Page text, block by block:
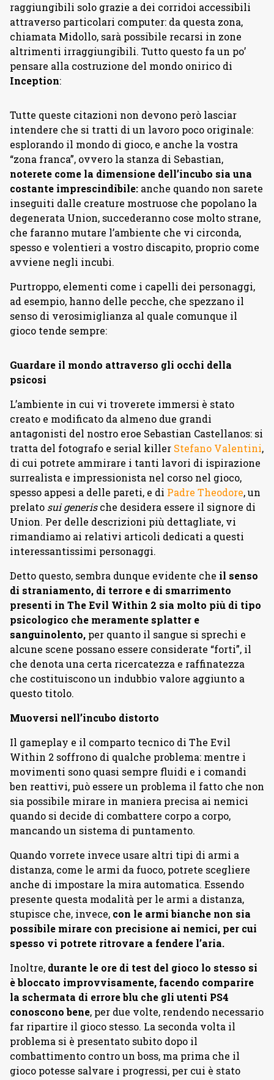
raggiungibili solo grazie a dei corridoi accessibili
attraverso particolari computer: da questa zona,
chiamata Midollo, sarà possibile recarsi in zone
altrimenti irraggiungibili. Tutto questo fa un po’
pensare alla costruzione del mondo onirico di
Inception:
Tutte queste citazioni non devono però lasciar
intendere che si tratti di un lavoro poco originale:
esplorando il mondo di gioco, e anche la vostra
“zona franca”, ovvero la stanza di Sebastian,
noterete come la dimensione dell’incubo sia una
costante imprescindibile: anche quando non sarete
inseguiti dalle creature mostruose che popolano la
degenerata Union, succederanno cose molto strane,
che faranno mutare l’ambiente che vi circonda,
spesso e volentieri a vostro discapito, proprio come
avviene negli incubi.
Purtroppo, elementi come i capelli dei personaggi,
ad esempio, hanno delle pecche, che spezzano il
senso di verosimiglianza al quale comunque il
gioco tende sempre:
Guardare il mondo attraverso gli occhi della
psicosi
L’ambiente in cui vi troverete immersi è stato
creato e modificato da almeno due grandi
antagonisti del nostro eroe Sebastian Castellanos: si
tratta del fotografo e serial killer Stefano Valentini,
di cui potrete ammirare i tanti lavori di ispirazione
surrealista e impressionista nel corso nel gioco,
spesso appesi a delle pareti, e di Padre Theodore, un
prelato sui generische desidera essere il signore di
Union. Per delle descrizioni più dettagliate, vi
rimandiamo ai relativi articoli dedicati a questi
interessantissimi personaggi.
Detto questo, sembra dunque evidente che il senso
di straniamento, di terrore e di smarrimento
presenti in The Evil Within 2 sia molto più di tipo
psicologico che meramente splatter e
sanguinolento, per quanto il sangue si sprechi e
alcune scene possano essere considerate “forti”, il
che denota una certa ricercatezza e raffinatezza
che costituiscono un indubbio valore aggiunto a
questo titolo.
Muoversi nell’incubo distorto
Il gameplay e il comparto tecnico di The Evil
Within 2 soffrono di qualche problema: mentre i
movimenti sono quasi sempre fluidi e i comandi
ben reattivi, può essere un problema il fatto che non
sia possibile mirare in maniera precisa ai nemici
quando si decide di combattere corpo a corpo,
mancando un sistema di puntamento.
Quando vorrete invece usare altri tipi di armi a
distanza, come le armi da fuoco, potrete scegliere
anche di impostare la mira automatica. Essendo
presente questa modalità per le armi a distanza,
stupisce che, invece, con le armi bianche non sia
possibile mirare con precisione ai nemici, per cui
spesso vi potrete ritrovare a fendere l’aria.
Inoltre, durante le ore di test del gioco lo stesso si
è bloccato improvvisamente, facendo comparire
la schermata di errore blu che gli utenti PS4
conoscono bene, per due volte, rendendo necessario
far ripartire il gioco stesso. La seconda volta il
problema si è presentato subito dopo il
combattimento contro un boss, ma prima che il
gioco potesse salvare i progressi, per cui è stato